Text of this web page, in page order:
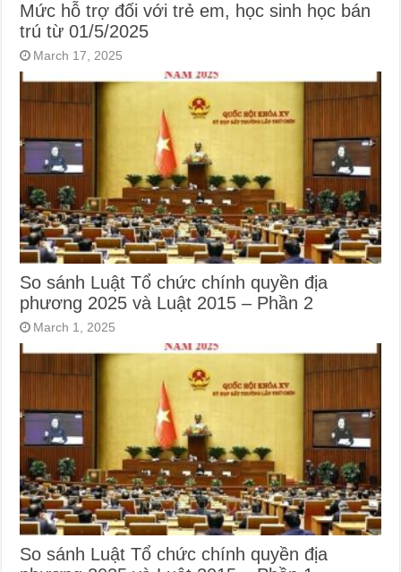
Mức hỗ trợ đối với trẻ em, học sinh học bán
trú từ 01/5/2025
March 17, 2025
So sánh Luật Tổ chức chính quyền địa
phương 2025 và Luật 2015 – Phần 2
March 1, 2025
So sánh Luật Tổ chức chính quyền địa